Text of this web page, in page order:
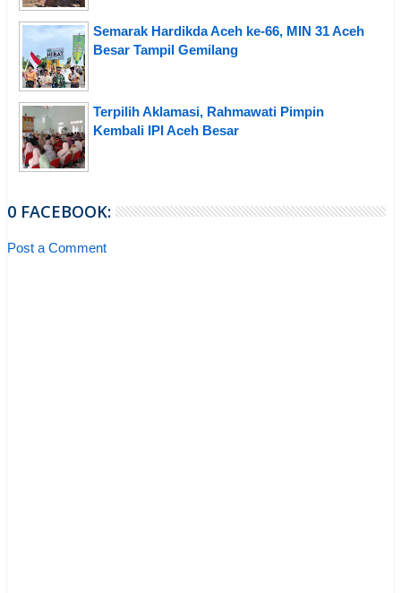
Semarak Hardikda Aceh ke-66, MIN 31 Aceh
Besar Tampil Gemilang
Terpilih Aklamasi, Rahmawati Pimpin
Kembali IPI Aceh Besar
0 FACEBOOK:
Post a Comment